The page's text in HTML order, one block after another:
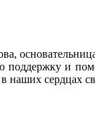
поддержку и
наших сердцах